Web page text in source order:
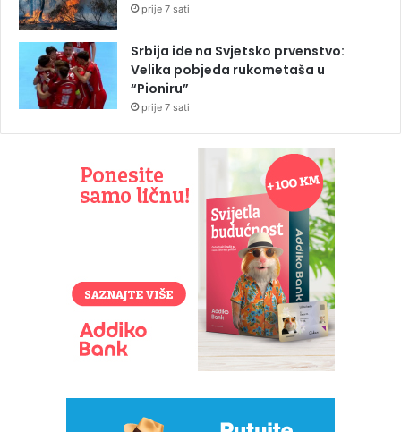
prije 7 sati
Srbija ide na Svjetsko prvenstvo:
Velika pobjeda rukometaša u
“Pioniru”
prije 7 sati